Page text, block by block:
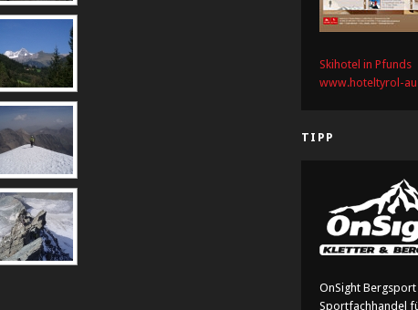
Skihotel in Pfunds
www.hoteltyrol-
TIPP
OnSight Bergsport
Sportfachhandel